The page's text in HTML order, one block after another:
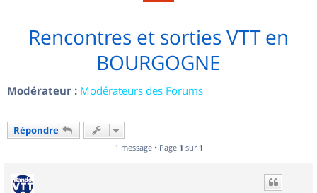
Rencontres et sorties VTT en
BOURGOGNE
Modérateur : Modérateurs des Forums
Répondre
1 message • Page 1 sur 1